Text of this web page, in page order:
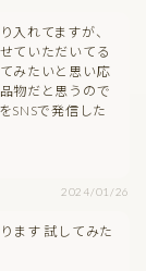
入れてますが、
ていただいてる
みたいと思い応
物だと思うので
SNSで発信した
2024/01/26
ます 試してみた